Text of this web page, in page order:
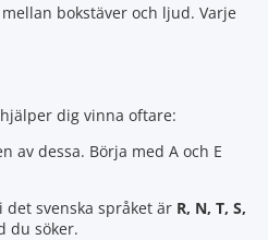
bokstäver och ljud. Varje
dig vinna oftare:
av dessa. Börja med A och E
svenska språket är R, N, T, S,
du söker.